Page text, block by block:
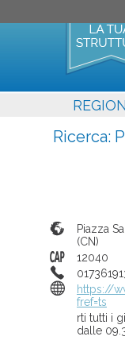
Ricerca:
Piazza
(CN)
12040
https://
fref=ts
rti tutti i
dalle